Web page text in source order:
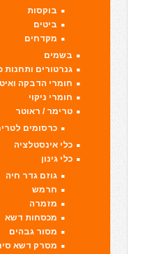
בוקסות
ביטים
מקדחים
בשמים
גנרטורים ותחנות
חומרי הדבקה
חומרי ניקוי
טרימר / ראוטר
כרסומים
כלי אינסטלציה
כלי גינון
גוזם גדר חיה
חרמש
מזמרה
מכסחות דשא
מסור גבהים
מסרק דשא